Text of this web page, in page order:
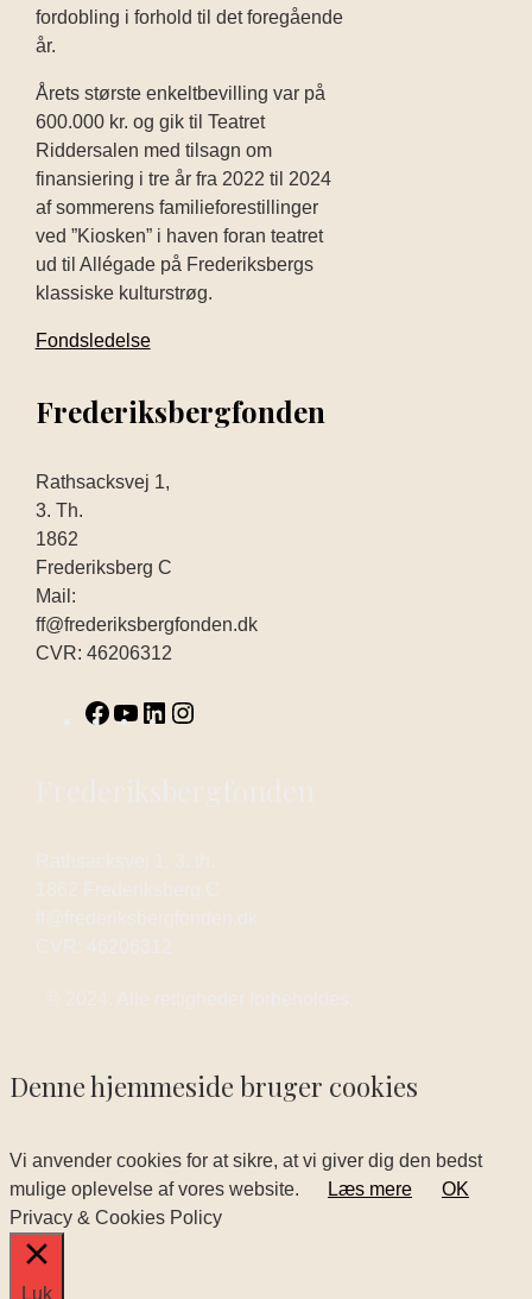
fordobling i forhold til det foregående
år.
Årets største enkeltbevilling var på
600.000 kr. og gik til Teatret
Riddersalen med tilsagn om
finansiering i tre år fra 2022 til 2024
af sommerens familieforestillinger
ved ”Kiosken” i haven foran teatret
ud til Allégade på Frederiksbergs
klassiske kulturstrøg.
Fondsledelse
Frederiksbergfonden
Rathsacksvej 1,
3. Th.
1862
Frederiksberg C
Mail:
ff@frederiksbergfonden.dk
CVR: 46206312
Denne hjemmeside bruger cookies
Vi anvender cookies for at sikre, at vi giver dig den bedst
mulige oplevelse af vores website.
Læs mere
OK
Privacy & Cookies Policy
Luk